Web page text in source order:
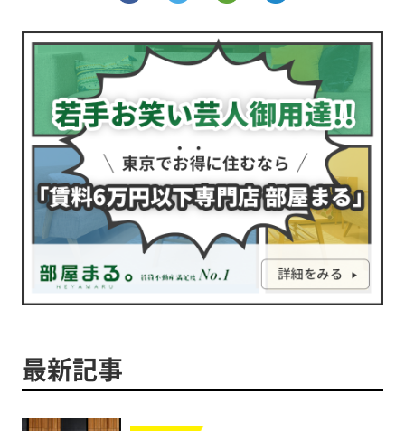
最新記事